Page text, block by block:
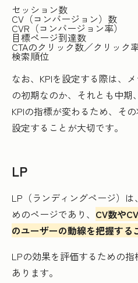
セッション数
CV（コンバージョン）数
CVR（コンバージョン率）
目標ページ到達数
CTAのクリック数／クリック
検索順位
なお、KPIを設定する際は、
の初期なのか、それとも中期
KPIの指標が変わるため、そ
設定することが大切です。
LP
LP（ランディングページ）
めのページであり、 CV数や
のユーザーの動線を把握する
LPの効果を評価するための
あります。